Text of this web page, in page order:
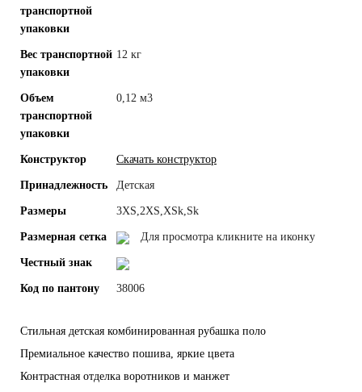
транспортной
упаковки
Вес транспортной
упаковки
12 кг
Объем
транспортной
упаковки
0,12 м3
Конструктор Скачать конструктор
Принадлежность Детская
Размеры 3XS,2XS,XSk,Sk
Размерная сетка Для просмотра кликните на иконку
Честный знак
Код по пантону 38006
Стильная детская комбинированная рубашка поло
Премиальное качество пошива, яркие цвета
Контрастная отделка воротников и манжет